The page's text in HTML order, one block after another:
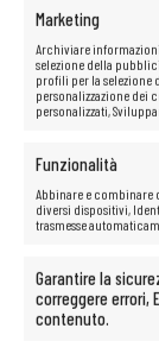
Marketing
Archiviare
selezione della
profili per la selezione
personalizzazione dei
personalizzati,
Funzionalità
Abbinare e combinare
diversi dispositivi,
trasmesse
Garantire la
correggere errori,
contenuto.